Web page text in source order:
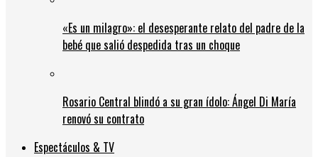
«Es un milagro»: el desesperante relato del padre de la
bebé que salió despedida tras un choque
Rosario Central blindó a su gran ídolo: Ángel Di María
renovó su contrato
Espectáculos & TV